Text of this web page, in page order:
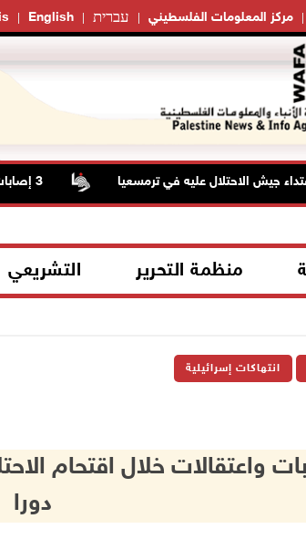
English עברית مركز المعلومات الفلسطيني
الاحتلال عليه في ترمسعيا
منظمة التحرير التشريعي
انتهاكات إسرائيلية
واعتقالات خلال اقتحام
دورا